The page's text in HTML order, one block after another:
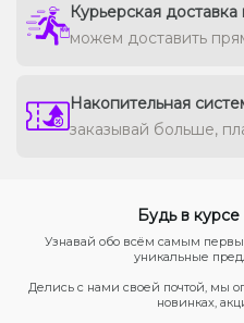
Курьерская
можем доставить
Накопительная
заказывай больше,
Будь в
Узнавай обо всём самым
уникальные
Делись с нами своей почтой, мы
новинках,